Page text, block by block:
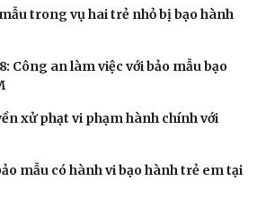
trong vụ hai trẻ nhỏ bị bạo hành
Công an làm việc với bảo mẫu bạo
xử phạt vi phạm hành chính với
mẫu có hành vi bạo hành trẻ em tại